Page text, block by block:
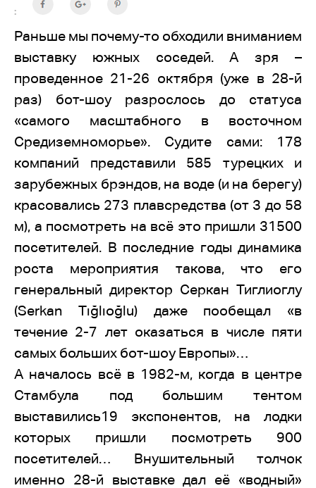
:
Раньше мы почему-то обходили вниманием
выставку южных соседей. А зря –
проведенное 21-26 октября (уже в 28-й
раз) бот-шоу разрослось до статуса
«самого масштабного в восточном
Средиземноморье». Судите сами: 178
компаний представили 585 турецких и
зарубежных брэндов, на воде (и на берегу)
красовались 273 плавсредства (от 3 до 58
м), а посмотреть на всё это пришли 31500
посетителей. В последние годы динамика
роста мероприятия такова, что его
генеральный директор Серкан Тиглиоглу
(Serkan Tığlıoğlu) даже пообещал «в
течение 2-7 лет оказаться в числе пяти
самых больших бот-шоу Европы»…
А началось всё в 1982-м, когда в центре
Стамбула под большим тентом
выставились19 экспонентов, на лодки
которых пришли посмотреть 900
посетителей… Внушительный толчок
именно 28-й выставке дал её «водный»